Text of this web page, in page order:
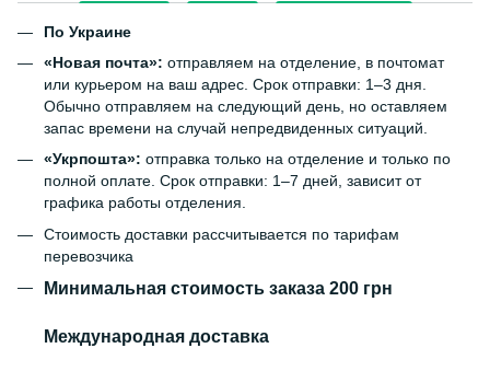
По Украине
«Новая почта»: отправляем на отделение, в почтомат
или курьером на ваш адрес. Срок отправки: 1–3 дня.
Обычно отправляем на следующий день, но оставляем
запас времени на случай непредвиденных ситуаций.
«Укрпошта»: отправка только на отделение и только по
полной оплате. Срок отправки: 1–7 дней, зависит от
графика работы отделения.
Стоимость доставки рассчитывается по тарифам
перевозчика
Минимальная стоимость заказа 200 грн
Международная доставка